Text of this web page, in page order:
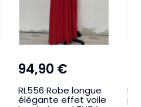
94,90 €
RL556 Robe longue
élégante effet voile